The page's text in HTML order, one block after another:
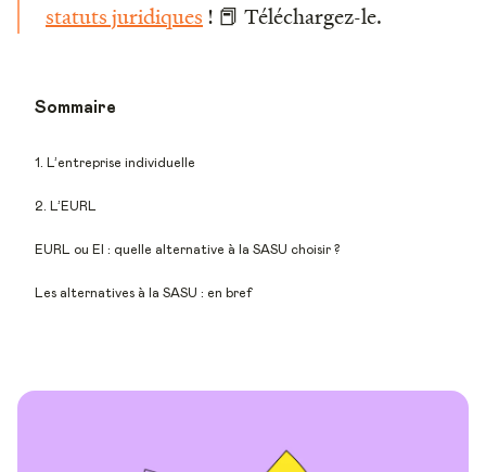
statuts juridiques ! 📕 Téléchargez-le.
Sommaire
1. L’entreprise individuelle
2. L’EURL
EURL ou EI : quelle alternative à la SASU choisir ?
Les alternatives à la SASU : en bref